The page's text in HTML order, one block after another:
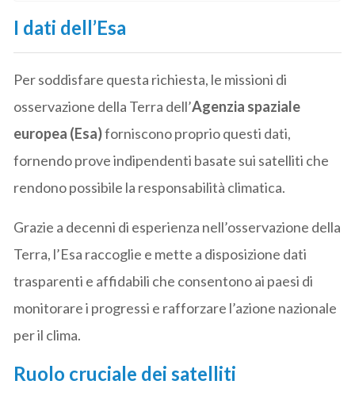
I dati dell’Esa
Per soddisfare questa richiesta, le missioni di
osservazione della Terra dell’Agenzia spaziale
europea (Esa)forniscono proprio questi dati,
fornendo prove indipendenti basate sui satelliti che
rendono possibile la responsabilità climatica.
Grazie a decenni di esperienza nell’osservazione della
Terra, l’Esa raccoglie e mette a disposizione dati
trasparenti e affidabili che consentono ai paesi di
monitorare i progressi e rafforzare l’azione nazionale
per il clima.
Ruolo cruciale dei satelliti